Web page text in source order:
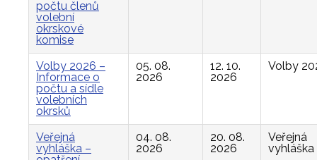
počtu členů
volební
okrskové
komise
Volby 2026 –
Informace o
počtu a sídle
volebních
okrsků
05. 08.
2026
12. 10.
2026
Volby
Veřejná
vyhláška –
04. 08.
2026
20. 08.
2026
Veřejná
vyhláška